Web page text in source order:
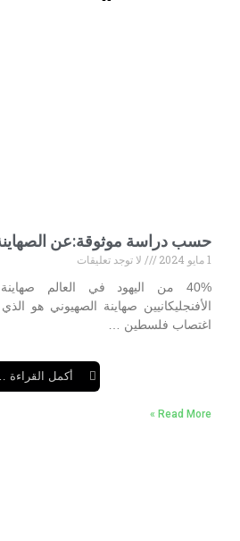
حسب دراسة موثوقة:عن
1 مايو 2024
لا توجد تعليقات
الأفنجليكانيين صهاينة الصهيوني هو
اغتصاب فلسطين …
أكمل القراءة
Read More »